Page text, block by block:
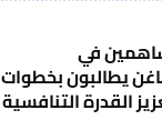
في
يطالبون بخطوات
القدرة التنافسية